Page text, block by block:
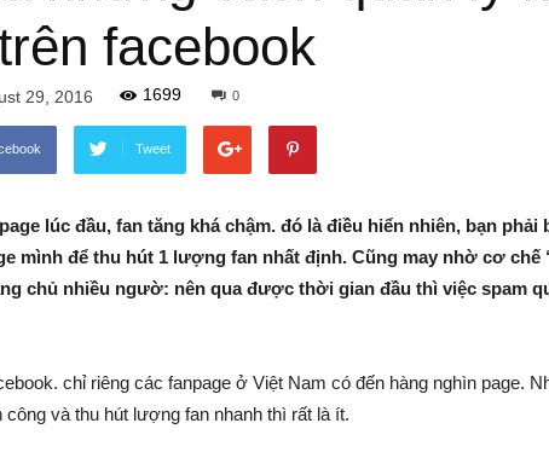
Khởi
facebook
29, 2016 1699 0
Tweet
lúc đầu, fan tăng khá chậm. đó là điều hiển nhiên, bạn phải
mình để thu hút 1 lượng fan nhất định. Cũng may nhờ cơ chế
chủ nhiều ngườ: nên qua được thời gian đầu thì việc spam
chỉ riêng các fanpage ở Việt Nam có đến hàng nghìn page.
công và thu hút lượng fan nhanh thì rất là ít.